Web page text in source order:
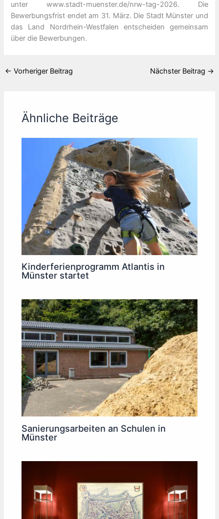
unter www.stadt-muenster.de/nrw-tag-2026. Die
Bewerbungsfrist endet am 31. März. Die Stadt Münster und
das Land Nordrhein-Westfalen entscheiden gemeinsam
über die Bewerbungen.
← Vorheriger Beitrag Nächster Beitrag →
Ähnliche Beiträge
Kinderferienprogramm Atlantis in
Münster startet
Sanierungsarbeiten an Schulen in
Münster